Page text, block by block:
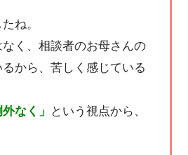
ね。
く、相談者のお母さんの
から、苦しく感じている
なく」
という視点から、